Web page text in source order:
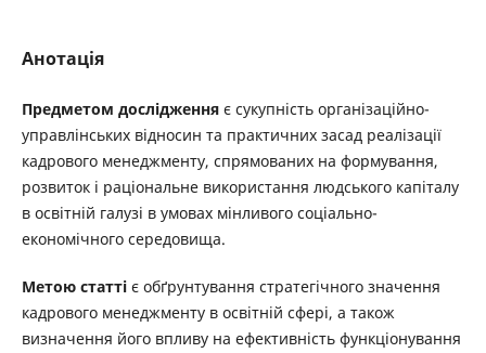
Анотація
Предметом дослідженняє сукупність організаційно-
управлінських відносин та практичних засад реалізації
кадрового менеджменту, спрямованих на формування,
розвиток і раціональне використання людського капіталу
в освітній галузі в умовах мінливого соціально-
економічного середовища.
Метою статтіє обґрунтування стратегічного значення
кадрового менеджменту в освітній сфері, а також
визначення його впливу на ефективність функціонування